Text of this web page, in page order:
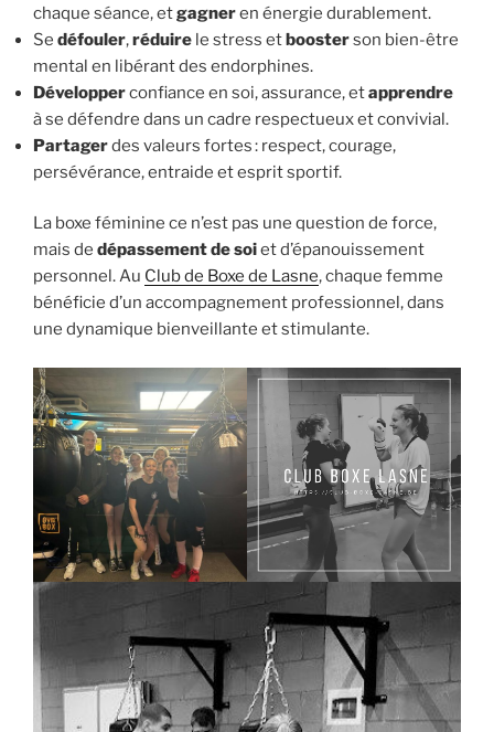
chaque séance, etgagneren énergie durablement.
Se défouler,réduire le stress etboosterson bien-être
mental en libérant des endorphines.
Développerconfiance en soi, assurance, etapprendre
à se défendre dans un cadre respectueux et convivial.
Partagerdes valeurs fortes : respect, courage,
persévérance, entraide et esprit sportif.
La boxe féminine ce n’est pas une question de force,
mais de dépassement de soiet d’épanouissement
personnel. Au Club de Boxe de Lasne, chaque femme
bénéficie d’un accompagnement professionnel, dans
une dynamique bienveillante et stimulante.